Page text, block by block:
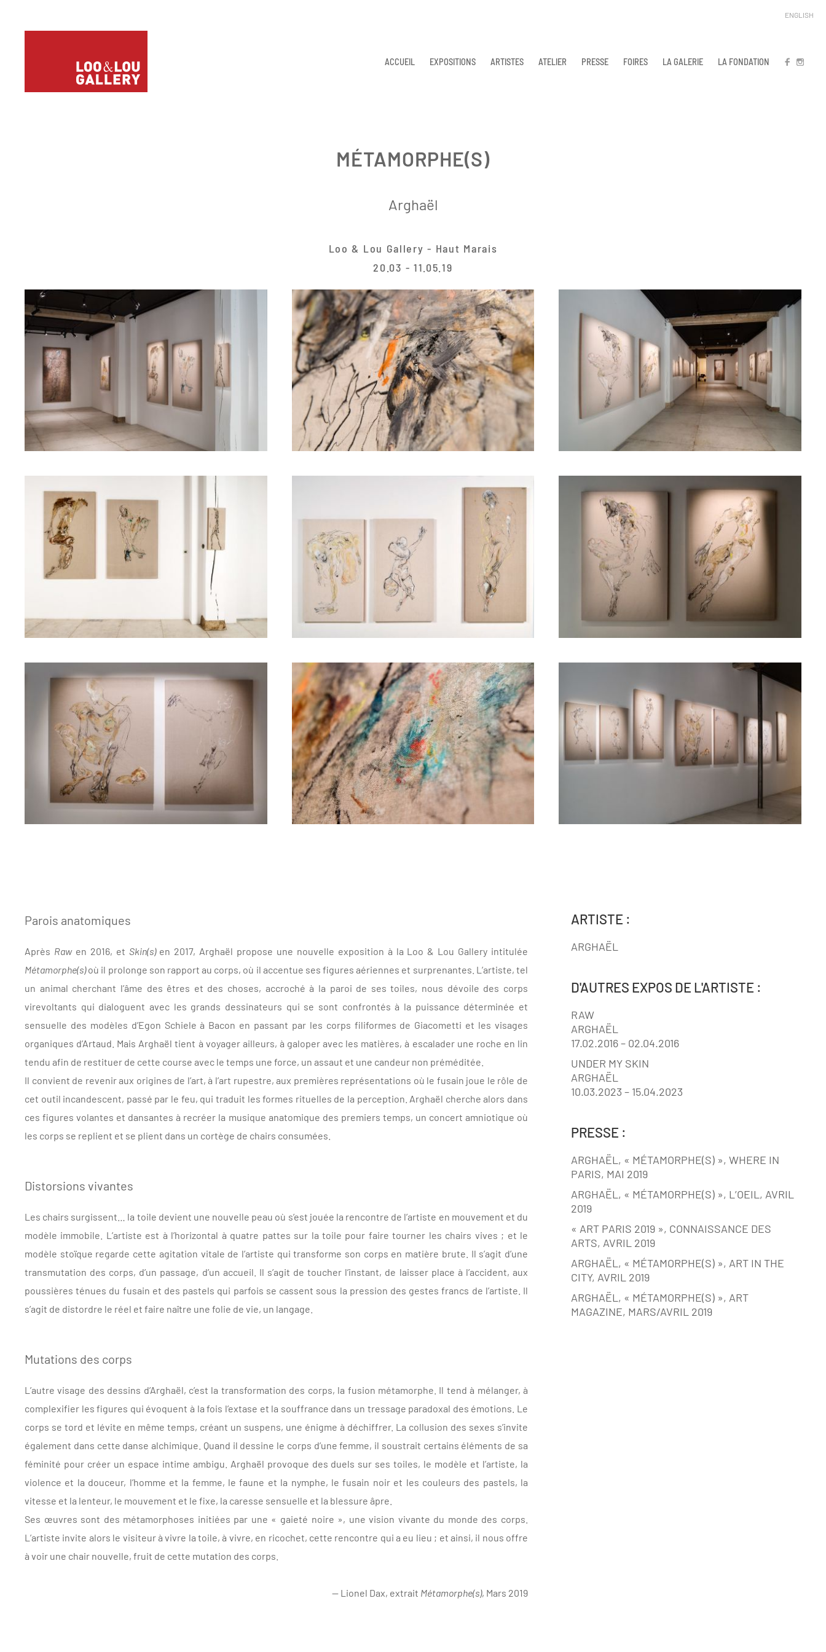
ACCUEIL EXPOSITIONS ARTISTES ATELIER PRESSE FOIRES LA GALERIE LA FONDATION FB IN
ENGLISH
MÉTAMORPHE(S)
Arghaël
Loo & Lou Gallery - Haut Marais
20.03 - 11.05.19
Parois anatomiques
Après Rawen 2016, et Skin(s)en 2017, Arghaël propose une nouvelle exposition à la Loo & Lou Gallery intitulée
Métamorphe(s)où il prolonge son rapport au corps, où il accentue ses figures aériennes et surprenantes. L’artiste, tel
un animal cherchant l’âme des êtres et des choses, accroché à la paroi de ses toiles, nous dévoile des corps
virevoltants qui dialoguent avec les grands dessinateurs qui se sont confrontés à la puissance déterminée et
sensuelle des modèles d’Egon Schiele à Bacon en passant par les corps filiformes de Giacometti et les visages
organiques d’Artaud. Mais Arghaël tient à voyager ailleurs, à galoper avec les matières, à escalader une roche en lin
tendu afin de restituer de cette course avec le temps une force, un assaut et une candeur non préméditée.
Il convient de revenir aux origines de l’art, à l’art rupestre, aux premières représentations où le fusain joue le rôle de
cet outil incandescent, passé par le feu, qui traduit les formes rituelles de la perception. Arghaël cherche alors dans
ces figures volantes et dansantes à recréer la musique anatomique des premiers temps, un concert amniotique où
les corps se replient et se plient dans un cortège de chairs consumées.
Distorsions vivantes
Les chairs surgissent… la toile devient une nouvelle peau où s’est jouée la rencontre de l’artiste en mouvement et du
modèle immobile. L’artiste est à l’horizontal à quatre pattes sur la toile pour faire tourner les chairs vives ; et le
modèle stoïque regarde cette agitation vitale de l’artiste qui transforme son corps en matière brute. Il s’agit d’une
transmutation des corps, d’un passage, d’un accueil. Il s’agit de toucher l’instant, de laisser place à l’accident, aux
poussières ténues du fusain et des pastels qui parfois se cassent sous la pression des gestes francs de l’artiste. Il
s’agit de distordre le réel et faire naître une folie de vie, un langage.
Mutations des corps
L’autre visage des dessins d’Arghaël, c’est la transformation des corps, la fusion métamorphe. Il tend à mélanger, à
complexifier les figures qui évoquent à la fois l’extase et la souffrance dans un tressage paradoxal des émotions. Le
corps se tord et lévite en même temps, créant un suspens, une énigme à déchiffrer. La collusion des sexes s’invite
également dans cette danse alchimique. Quand il dessine le corps d’une femme, il soustrait certains éléments de sa
féminité pour créer un espace intime ambigu. Arghaël provoque des duels sur ses toiles, le modèle et l’artiste, la
violence et la douceur, l’homme et la femme, le faune et la nymphe, le fusain noir et les couleurs des pastels, la
vitesse et la lenteur, le mouvement et le fixe, la caresse sensuelle et la blessure âpre.
Ses œuvres sont des métamorphoses initiées par une « gaieté noire », une vision vivante du monde des corps.
L’artiste invite alors le visiteur à vivre la toile, à vivre, en ricochet, cette rencontre qui a eu lieu ; et ainsi, il nous offre
à voir une chair nouvelle, fruit de cette mutation des corps.
— Lionel Dax, extrait Métamorphe(s), Mars 2019
ARTISTE :
ARGHAËL
D'AUTRES EXPOS DE L'ARTISTE :
RAW
ARGHAËL
17.02.2016 – 02.04.2016
UNDER MY SKIN
ARGHAËL
10.03.2023 – 15.04.2023
PRESSE :
ARGHAËL, « MÉTAMORPHE(S) », WHERE IN
PARIS, MAI 2019
ARGHAËL, « MÉTAMORPHE(S) », L’OEIL, AVRIL
2019
« ART PARIS 2019 », CONNAISSANCE DES
ARTS, AVRIL 2019
ARGHAËL, « MÉTAMORPHE(S) », ART IN THE
CITY, AVRIL 2019
ARGHAËL, « MÉTAMORPHE(S) », ART
MAGAZINE, MARS/AVRIL 2019